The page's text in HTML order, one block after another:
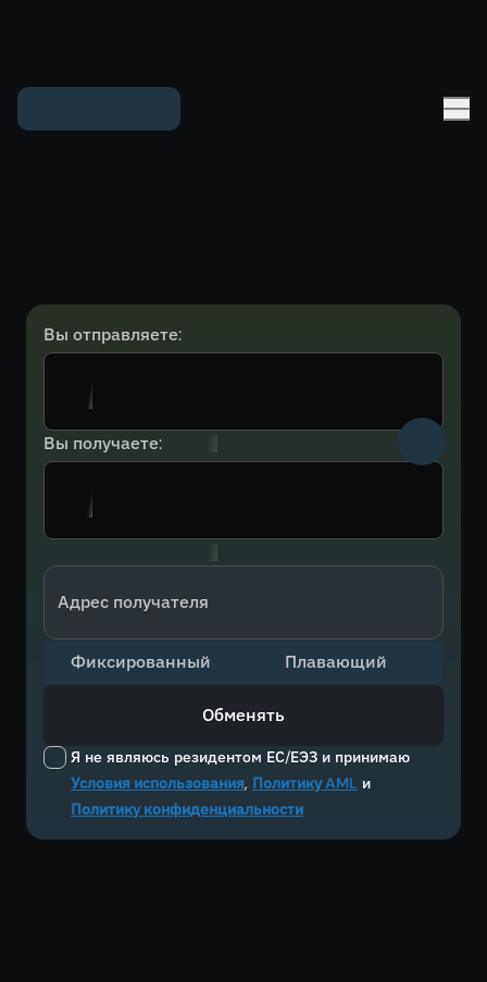
Вы отправляете:
Вы получаете:
Адрес получателя
Я не являюсь резидентом ЕС/ЕЭЗ и принимаю
Условия использования, Политику AML и
Политику конфиденциальности
Фиксированный Плавающий
Обменять